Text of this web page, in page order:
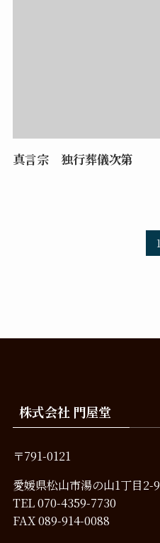
真言宗 独行葬儀次第
1
株式会社 門屋堂
〒791-0121
愛媛県松山市湯の山1丁目2-9
TEL070-4359-7730
FAX 089-914-0088